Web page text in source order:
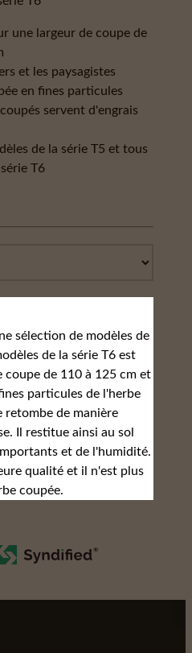
une largeur de coupe de
et les paysagistes
en fines particules
servent d'engrais
de la série T5 et tous
T6
sélection de modèles de
de la série T6 est
coupe de 110 à 125 cm et
particules de l'herbe
retombe de manière
Il restitue ainsi au sol
et de l'humidité.
qualité et il n'est plus
coupée.